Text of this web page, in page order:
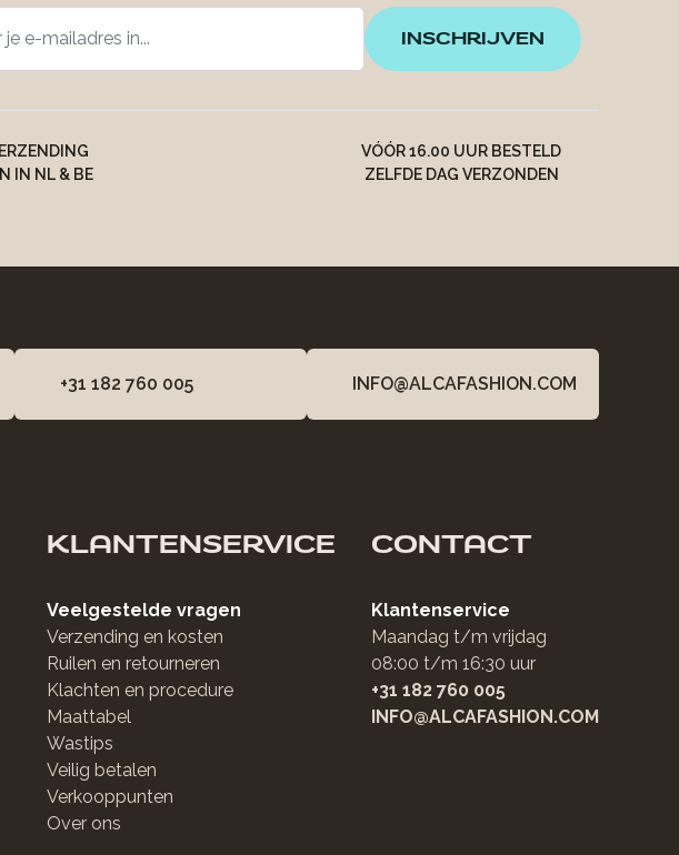
INSCHRIJVEN
IN NL & BE
VÓÓR 16.00 UUR BESTELD
ZELFDE DAG VERZONDEN
+31 182 760 005 INFO@ALCAFASHION.COM
KLANTENSERVICE
Veelgestelde vragen
Verzending en kosten
Ruilen en retourneren
Klachten en procedure
Maattabel
Wastips
Veilig betalen
Verkooppunten
Over ons
CONTACT
Klantenservice
Maandag t/m vrijdag
08:00 t/m 16:30 uur
+31 182 760 005
INFO@ALCAFASHION.COM